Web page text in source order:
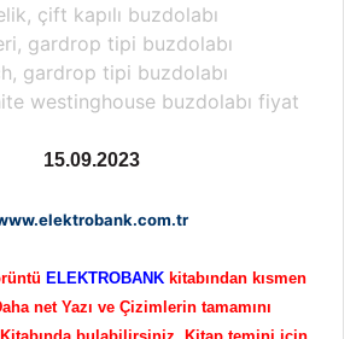
çift kapılı buzdolabı
gardrop tipi buzdolabı
gardrop tipi buzdolabı
westinghouse buzdolabı fiyat
15.09.2023
ELEKTROBANK kitabından kısmen
net Yazı ve Çizimlerin tamamını